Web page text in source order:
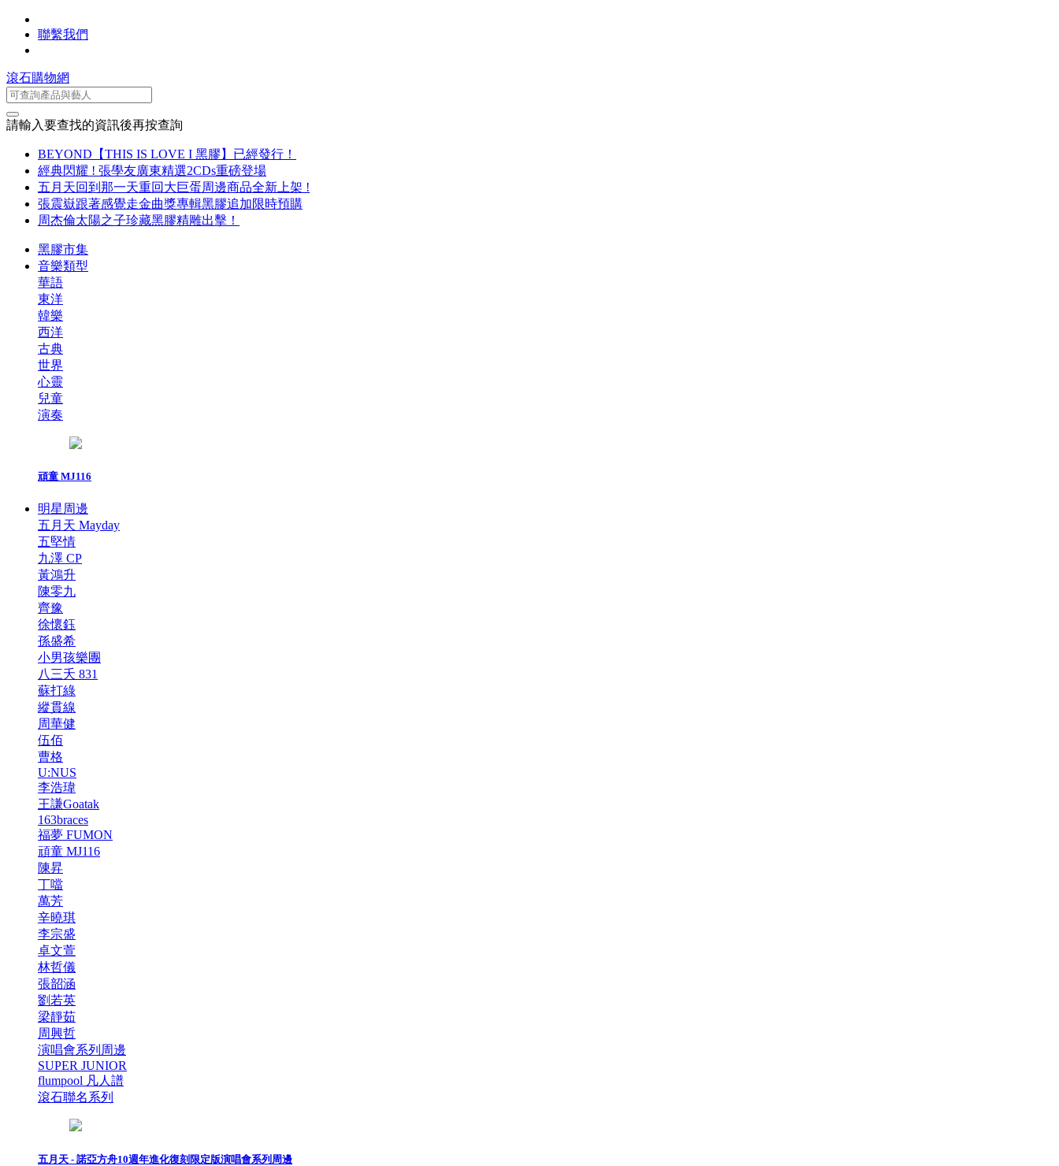
聯繫我們
滾石購物網
請輸入要查找的資訊後再按查詢
BEYOND【THIS IS LOVE I 黑膠】已經發行！
經典閃耀 ! 張學友廣東精選2CDs重磅登場
五月天回到那一天重回大巨蛋周邊商品全新上架 !
張震嶽跟著感覺走金曲獎專輯黑膠追加限時預購
周杰倫太陽之子珍藏黑膠精雕出擊！
黑膠市集
音樂類型
華語
東洋
韓樂
西洋
古典
世界
心靈
兒童
演奏
頑童 MJ116
明星周邊
五月天 Mayday
五堅情
九澤 CP
黃鴻升
陳零九
齊豫
徐懷鈺
孫盛希
小男孩樂團
八三夭 831
蘇打綠
縱貫線
周華健
伍佰
曹格
U:NUS
李浩瑋
王謙Goatak
163braces
福夢 FUMON
頑童 MJ116
陳昇
丁噹
萬芳
辛曉琪
李宗盛
卓文萱
林哲儀
張韶涵
劉若英
梁靜茹
周興哲
演唱會系列周邊
SUPER JUNIOR
flumpool 凡人譜
滾石聯名系列
五月天 - 諾亞方舟10週年進化復刻限定版演唱會系列周邊